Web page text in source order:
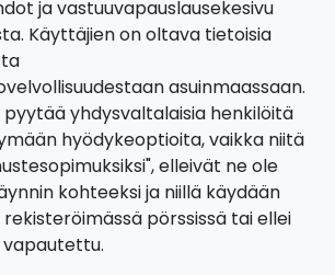
ja vastuuvapauslausekesivu
Käyttäjien on oltava tietoisia
asuinmaassaan.
yhdysvaltalaisia henkilöitä
hyödykeoptioita, vaikka niitä
elleivät ne ole
kohteeksi ja niillä käydään
rekisteröimässä pörssissä tai ellei
vapautettu.